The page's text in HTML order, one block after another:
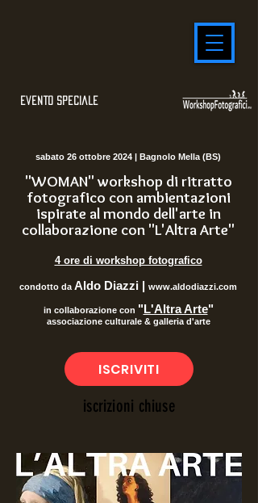
evento speciale
ISCRIVITI
sabato 26 ottobre 2024 | Bagnolo Mella (BS)
"WOMAN" workshop di ritratto
fotografico con ambientazioni
ispirate al mondo dell'arte in
collaborazione con "L'Altra Arte"
4 ore di workshop fotografico
condotto da Aldo Diazzi | www.aldodiazzi.com
in collaborazione con "L'Altra Arte"
associazione culturale & galleria d'arte
iscrizioni chiuse